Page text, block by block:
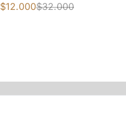
$12.000$32.000